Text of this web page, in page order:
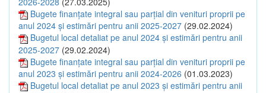
Bugete finanțate integral sau parțial din venituri proprii pe
anul 2024 și estimări pentru anii 2025-2027 (29.02.2024)
Bugetul local detaliat pe anul 2024 și estimări pentru anii
2025-2027 (29.02.2024)
Bugete finanțate integral sau parțial din venituri proprii pe
anul 2023 și estimări pentru anii 2024-2026 (01.03.2023)
Bugetul local detaliat pe anul 2023 și estimări pentru anii